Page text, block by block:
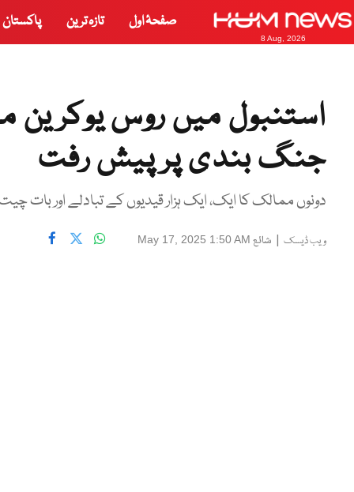
8 Aug, 2026
صفحۂ اول تازہ ترین پاکستان
استنبول میں روس یوکرین
جنگ بندی پرپیش رفت
دونوں ممالک کا ایک، ایک ہزار قیدیوں کے تبادلے اور بات
ویب ڈیسک | شائع May 17, 2025 1:50 AM